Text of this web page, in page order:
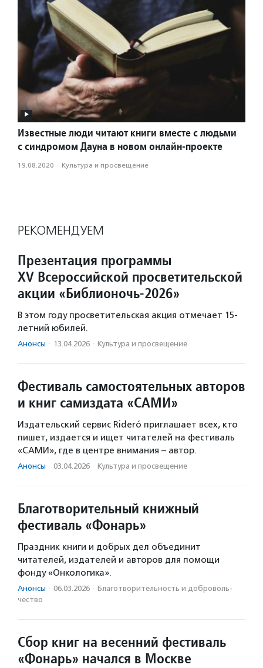
Известные люди читают книги вместе с людьми
с синдромом Дауна в новом онлайн-проекте
19.08.2020 · Культура и просвещение
РЕКОМЕНДУЕМ
Презентация программы
XV Всероссийской просветительской
акции «Библионочь-2026»
В этом году просветительская акция отмечает 15-
летний юбилей.
Анонсы · 13.04.2026 · Культура и просвещение
Фестиваль самостоятельных авторов
и книг самиздата «САМИ»
Издательский сервис Rideró приглашает всех, кто
пишет, издается и ищет читателей на фестиваль
«САМИ», где в центре внимания – автор.
Анонсы · 03.04.2026 · Культура и просвещение
Благотворительный книжный
фестиваль «Фонарь»
Праздник книги и добрых дел объединит
читателей, издателей и авторов для помощи
фонду «Онкологика».
Анонсы · 06.03.2026 · Благотвори­тель­ность и доброволь­
чест­во
Сбор книг на весенний фестиваль
«Фонарь» начался в Москве